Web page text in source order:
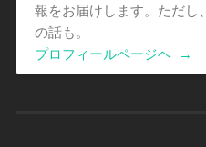
報をお届けします。ただし
の話も。
プロフィールページヘ
→